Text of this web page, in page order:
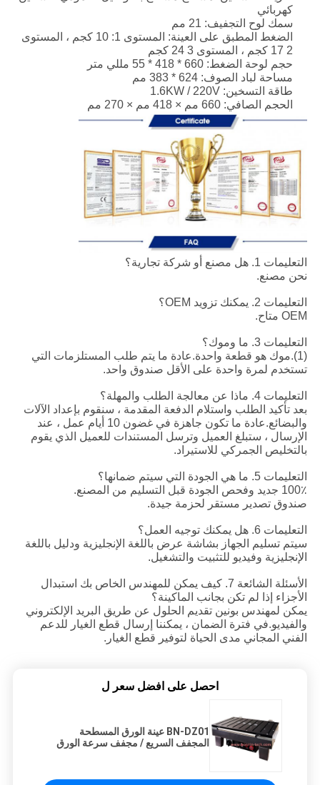
كهربائي
سمك لوح التجفيف: 21 مم
الضغط المطبق على العينة: المستوى 1: 10 كجم ، المستوى
2 17 كجم ، المستوى 3 24 كجم
حجم لوحة الضغط: 660 * 418 * 55 مللي متر
مساحة لباد الصوف: 624 * 383 مم
طاقة التسخين: 1.6KW / 220V
الحجم الصافي: 660 مم × 418 مم × 270 مم
التعليمات 1. هل مصنع أو شركة تجارية؟
نحن مصنع.
التعليمات 2. يمكنك تزويد OEM؟
OEM متاح.
التعليمات 3. ما وموك؟
(1).موك هو قطعة واحدة.عادة ما يتم طلب المستلزمات التي
تستخدم لمرة واحدة على الأقل صندوق واحد.
التعليمات 4. ماذا عن معالجة الطلب والمهلة؟
بعد تأكيد الطلب واستلام الدفعة المقدمة ، سنقوم بإعداد الآلات
والبضائع.عادة ما تكون جاهزة في غضون 10 أيام عمل ، عند
الإرسال ، ستبلغ العميل وترسل المستندات للعميل الذي يقوم
بالتخليص الجمركي للاستيراد.
التعليمات 5. ما هي الجودة التي سيتم ضمانها؟
100٪ جديد وفحص الجودة قبل التسليم من المصنع.
صندوق تصدير مستقر لحزمة جيدة.
التعليمات 6. هل يمكنك توجيه العمل؟
سيتم تسليم الجهاز بشاشة عرض باللغة الإنجليزية ودليل باللغة
الإنجليزية وفيديو للتثبيت والتشغيل.
الأسئلة الشائعة 7. كيف يمكن للمهندس الخاص بك استبدال
الأجزاء إذا لم تكن بجانب الماكينة؟
يمكن لمهندس بونين تقديم الحلول عن طريق البريد الإلكتروني
والفيديو.في فترة الضمان ، يمكننا إرسال قطع الغيار للدعم
الفني المجاني مدى الحياة لتوفير قطع الغيار.
احصل على افضل سعر ل
BN-DZ01 عينة الورق المسطحة
المجفف السريع / مجفف سرعة الورق